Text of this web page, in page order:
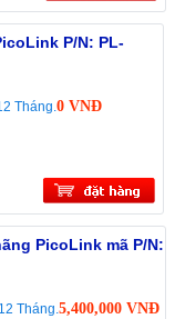
P/N: PL-
Tháng.0 VNĐ
PicoLink mã P/N:
12 Tháng.5,400,000 VNĐ